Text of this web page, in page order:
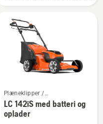
oplader
Se
flere
detaljer
Plæneklipper /
Græsslåmaskine
LC 142iS med batteri og
oplader